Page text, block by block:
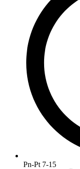
Pn-Pt 7-15